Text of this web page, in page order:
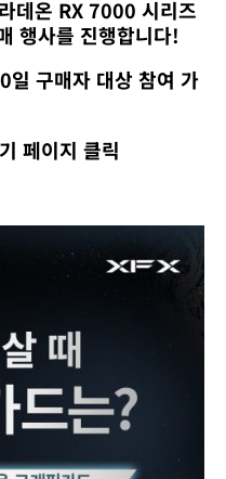
10
도
데
사
7000
시
매
데온 RX 7000 시리즈
행사를 진행합니다!
구매자 대상 참여 가
페이지 클릭